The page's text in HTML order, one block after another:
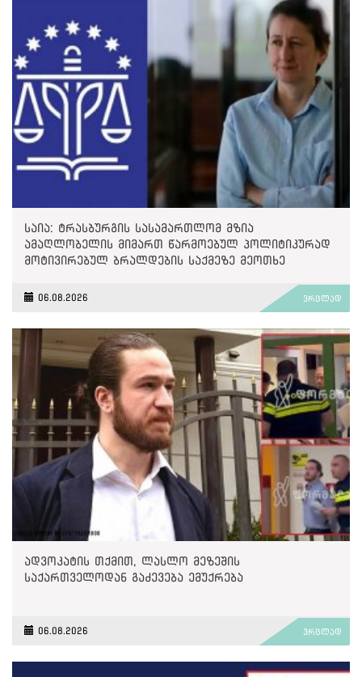
საია: ტრასბურგის სასამართლომ მზია
ამაღლობელის მიმართ წარმოებულ პოლიტიკურად
მოტივირებულ ბრალდების საქმეზე მეოთხე
06.08.2026 ვრცლად
ადვოკატის თქმით, ლასლო მეზეშის
საქართველოდან გაძევება ემუქრება
06.08.2026 ვრცლად